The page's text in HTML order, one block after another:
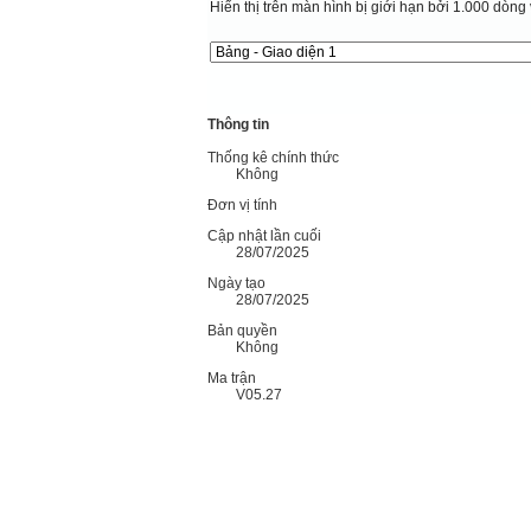
Hiển thị trên màn hình bị giới hạn bởi 1.000 dòng
Thông tin
Thống kê chính thức
Không
Đơn vị tính
Cập nhật lần cuối
28/07/2025
Ngày tạo
28/07/2025
Bản quyền
Không
Ma trận
V05.27